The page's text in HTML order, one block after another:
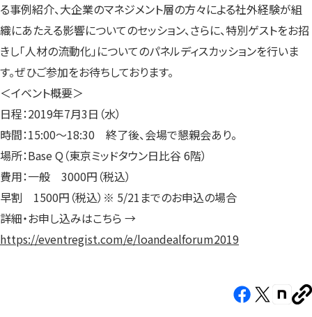
る事例紹介、大企業のマネジメント層の方々による社外経験が組
織にあたえる影響についてのセッション、さらに、特別ゲストをお招
きし「人材の流動化」についてのパネルディスカッションを行いま
す。ぜひご参加をお待ちしております。
＜イベント概要＞
日程：2019年7月3日（水）
時間：15:00〜18:30 終了後、会場で懇親会あり。
場所：Base Q（東京ミッドタウン日比谷 6階）
費用：一般 3000円（税込）
早割 1500円（税込）※ 5/21までのお申込の場合
詳細・お申し込みはこちら →
https://eventregist.com/e/loandealforum2019
Facebook（新
X（新 note（新